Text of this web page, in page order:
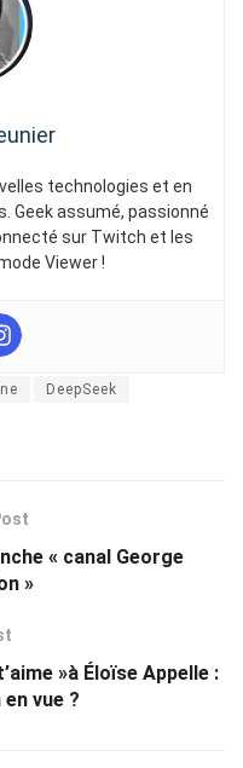
technologies et en
Geek assumé, passionné
sur Twitch et les
Viewer !
DeepSeek
« canal George
»
»à Éloïse Appelle :
vue ?